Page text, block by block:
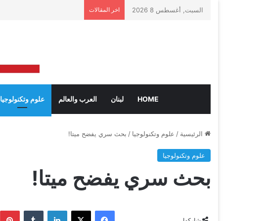
السبت, أغسطس 8 2026 اخر المقالات
HOME لبنان العرب والعالم علوم وتكنولوجيا
الرئيسية / علوم وتكنولوجيا / بحث سري يفضح ميتا!
علوم وتكنولوجيا
بحث سري يفضح ميتا!
فيسبوك ‫X لينكدإن